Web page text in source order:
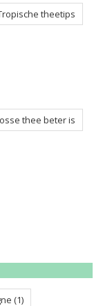
theetips
thee beter is
(1)